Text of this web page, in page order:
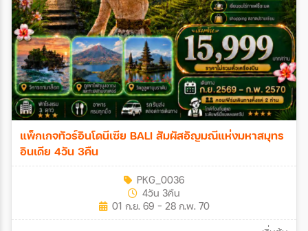
แพ็กเกจทัวร์อินโดนีเซีย BALI สัมผัสอัญมณีแห่งมหาสมุทร
อินเดีย 4วัน 3คืน
PKG_0036
4วัน 3คืน
01 ก.ย. 69 - 28 ก.พ. 70